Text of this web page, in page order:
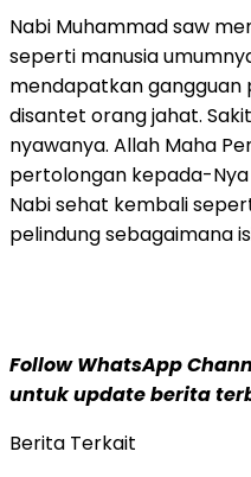
Nabi Muhammad saw
seperti manusia
mendapatkan gangguan
disantet orang jahat.
nyawanya. Allah Maha
pertolongan kepada-
Nabi sehat kembali
pelindung sebagaimana
Follow WhatsApp
untuk update berita
Berita Terkait